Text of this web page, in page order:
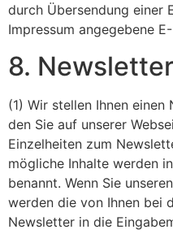
durch Übersendung einer
Impressum angegebene
8. Newsletter
(1) Wir stellen Ihnen
den Sie auf unserer
Einzelheiten zum
mögliche Inhalte werden
benannt. Wenn Sie
werden die von Ihnen bei
Newsletter in die